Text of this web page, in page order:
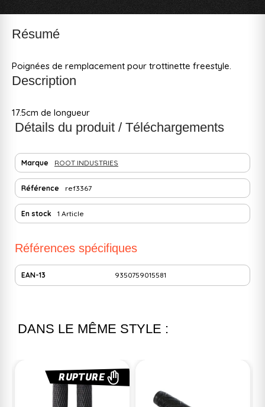
Résumé
Poignées de remplacement pour trottinette freestyle.
Description
17.5cm de longueur
Détails du produit / Téléchargements
Marque ROOT INDUSTRIES
Référence ref3367
En stock 1 Article
Références spécifiques
EAN-13 9350759015581
DANS LE MÊME STYLE :
RUPTURE